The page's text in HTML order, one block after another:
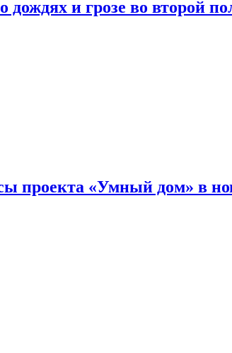
дождях и грозе во второй
проекта «Умный дом» в